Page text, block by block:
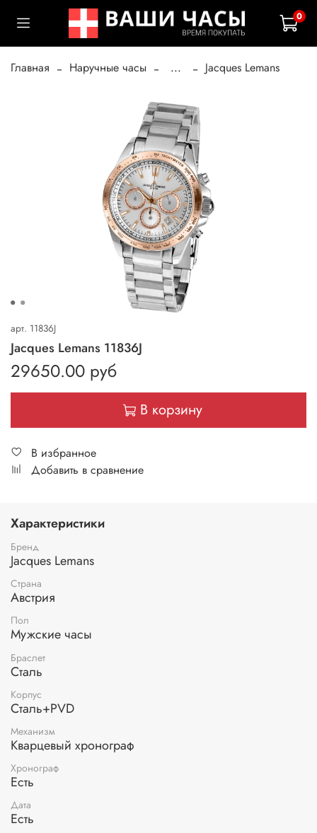
0
Главная Наручные часы ... Jacques Lemans
арт. 11836J
Jacques Lemans 11836J
29650.00 руб
В корзину
В избранное
Добавить в сравнение
Характеристики
Бренд
Jacques Lemans
Страна
Австрия
Пол
Мужские часы
Браслет
Сталь
Корпус
Сталь+PVD
Механизм
Кварцевый хронограф
Хронограф
Есть
Дата
Есть